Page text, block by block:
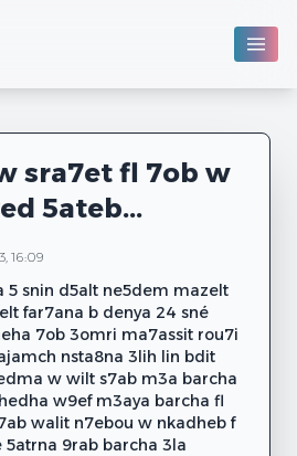
sra7et fl 7ob w
5ateb...
16:09
5 snin d5alt ne5dem mazelt
far7ana b denya 24 sné
7ob 3omri ma7assit rou7i
nsta8na 3lih lin bdit
w wilt s7ab m3a barcha
w9ef m3aya barcha fl
walit n7ebou w nkadheb f
5atrna 9rab barcha 3la